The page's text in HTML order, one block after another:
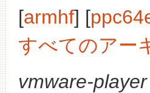
[armhf] [
すべてのアー
vmware-player